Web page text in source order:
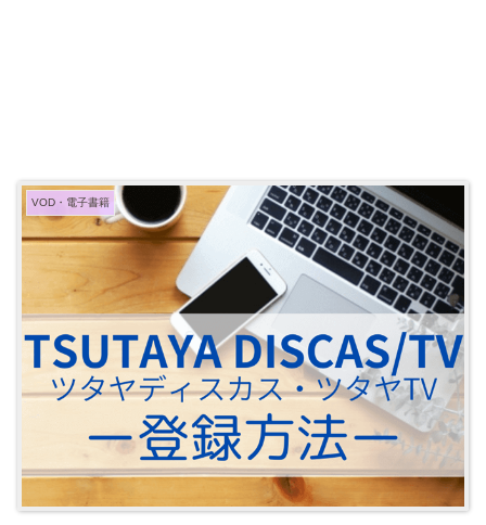
VOD・電子書籍